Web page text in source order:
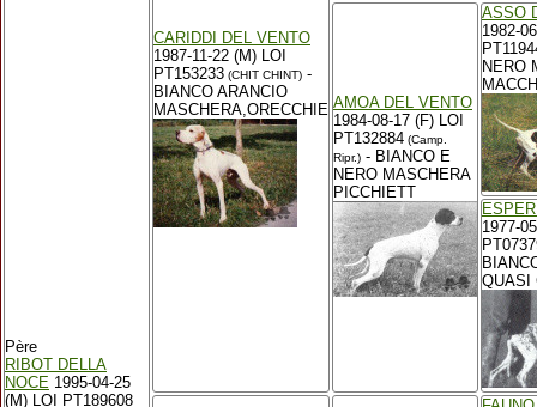
Père
RIBOT DELLA
NOCE 1995-04-25
(M) LOI PT189608
CARIDDI DEL VENTO
1987-11-22 (M) LOI
PT153233 (CHIT CHINT) -
BIANCO ARANCIO
MASCHERA,ORECCHIE AMOA DEL VENTO
1984-08-17 (F) LOI
PT132884 (Camp.
Ripr.) - BIANCO E
NERO MASCHERA
PICCHIETT
ASSO
1982-
NERO
1977-
QUASI